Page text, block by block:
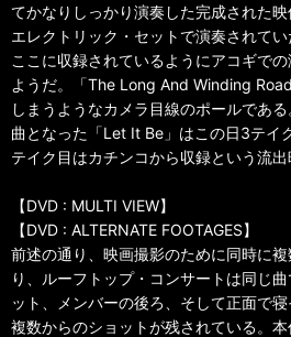
てかなりしっかり演奏した完成された
エレクトリック・セットで演奏されて
ここに収録されているようにアコギで
ようだ。「The Long And Winding
しまうようなカメラ目線のポールであ
曲となった「Let It Be」はこの日3テイ
テイク目はカチンコから収録という流出
【DVD : MULTI VIEW】
【DVD : ALTERNATE FOOTAGES】
前述の通り、映画撮影のために同時に
り、ルーフトップ・コンサートは同じ
ット、メンバーの後ろ、そして正面で寝
複数からのショットが残されている。